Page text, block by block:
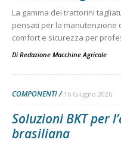
La gamma dei trattorini
pensati per la manutenzione
comfort e sicurezza per
Di Redazione Macchine Agricole
COMPONENTI 16 Giugno 2026
Soluzioni BKT per
brasiliana